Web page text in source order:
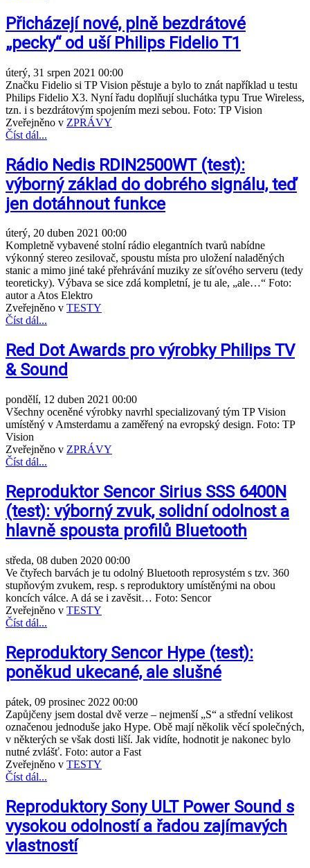
Přicházejí nové, plně bezdrátové
„pecky“ od uší Philips Fidelio T1
úterý, 31 srpen 2021 00:00
Značku Fidelio si TP Vision pěstuje a bylo to znát například u testu
Philips Fidelio X3. Nyní řadu doplňují sluchátka typu True Wireless,
tzn. i s bezdrátovým spojením mezi sebou. Foto: TP Vision
Zveřejněno v ZPRÁVY
Číst dál...
Rádio Nedis RDIN2500WT (test):
výborný základ do dobrého signálu, teď
jen dotáhnout funkce
úterý, 20 duben 2021 00:00
Kompletně vybavené stolní rádio elegantních tvarů nabídne
výkonný stereo zesilovač, spoustu místa pro uložení naladěných
stanic a mimo jiné také přehrávání muziky ze síťového serveru (tedy
teoreticky). Výbava se sice zdá kompletní, je tu ale, „ale…“ Foto:
autor a Atos Elektro
Zveřejněno v TESTY
Číst dál...
Red Dot Awards pro výrobky Philips TV
& Sound
pondělí, 12 duben 2021 00:00
Všechny oceněné výrobky navrhl specializovaný tým TP Vision
umístěný v Amsterdamu a zaměřený na evropský design. Foto: TP
Vision
Zveřejněno v ZPRÁVY
Číst dál...
Reproduktor Sencor Sirius SSS 6400N
(test): výborný zvuk, solidní odolnost a
hlavně spousta profilů Bluetooth
středa, 08 duben 2020 00:00
Ve čtyřech barvách je tu odolný Bluetooth reprosystém s tzv. 360
stupňovým zvukem, resp. s reproduktory umístěnými na obou
koncích válce. A dá se i zavěsit… Foto: Sencor
Zveřejněno v TESTY
Číst dál...
Reproduktory Sencor Hype (test):
poněkud ukecané, ale slušné
pátek, 09 prosinec 2022 00:00
Zapůjčeny jsem dostal dvě verze – nejmenší „S“ a střední velikost
označenou jednoduše jako Hype. Obě mají několik věcí společných,
v některých se však dosti liší. Jak vidíte, hodnotit je nakonec bylo
nutné zvlášť. Foto: autor a Fast
Zveřejněno v TESTY
Číst dál...
Reproduktory Sony ULT Power Sound s
vysokou odolností a řadou zajímavých
vlastností